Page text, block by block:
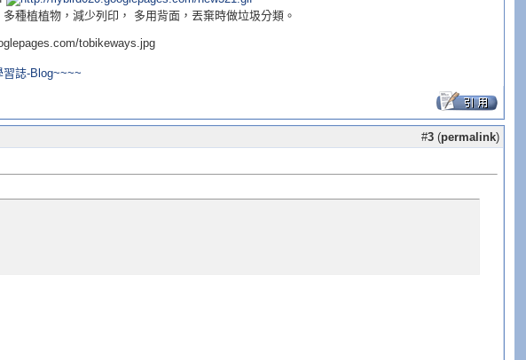
種植植物，減少列印， 多用背面，丟棄時做垃圾分類。
誌-Blog~~~~
#3 (permalink)